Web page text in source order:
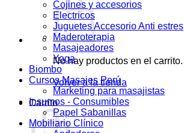
No hay productos en el carrito.
Volver a la tienda
Carrito
Cojines y accesorios
Electricos
Juguetes Accesorio Anti estres
Maderoterapia
Masajeadores
Yoga
Biombo
Cursos Masajes Perú
Marketing para masajistas
Insumos - Consumibles
Papel Sabanillas
Mobiliario Clínico